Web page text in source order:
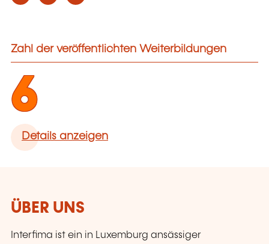
Zahl der veröffentlichten Weiterbildungen
6
Details anzeigen
ÜBER UNS
Interfima ist ein in Luxemburg ansässiger